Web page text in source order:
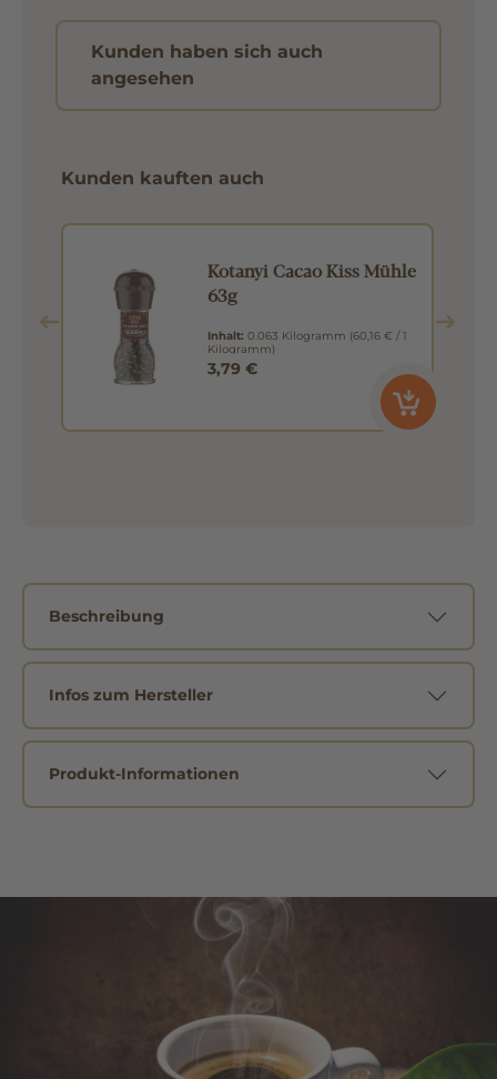
Kunden haben sich auch
angesehen
Kunden kauften auch
Kotanyi Cacao Kiss Mühle
63g
Inhalt: 0.063 Kilogramm (60,16 € / 1
Kilogramm)
3,79 €
Beschreibung
Infos zum Hersteller
Produkt-Informationen